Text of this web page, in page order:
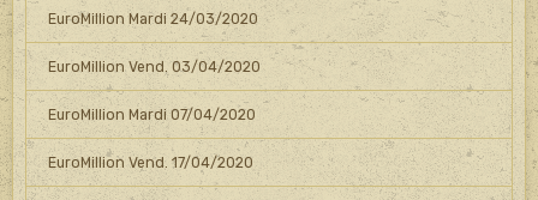
EuroMillion Mardi 24/03/2020
EuroMillion Vend. 03/04/2020
EuroMillion Mardi 07/04/2020
EuroMillion Vend. 17/04/2020